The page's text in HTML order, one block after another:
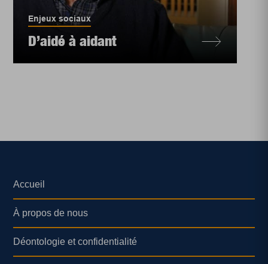
Enjeux sociaux
D’aidé à aidant
Accueil
À propos de nous
Déontologie et confidentialité